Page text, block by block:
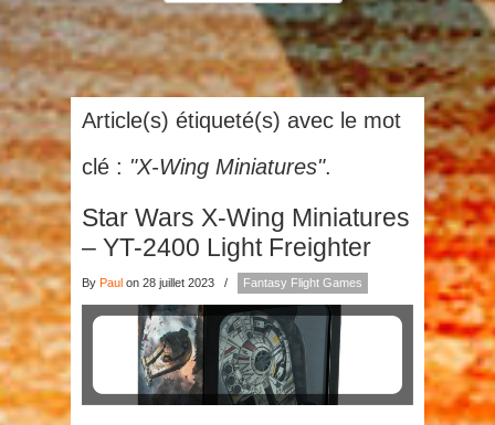
Article(s) étiqueté(s) avec le mot
clé : "X-Wing Miniatures".
Star Wars X-Wing Miniatures
– YT-2400 Light Freighter
By Paul on 28 juillet 2023 / Fantasy Flight Games